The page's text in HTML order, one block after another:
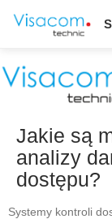
Jakie są
analizy
dostępu?
Systemy kontroli